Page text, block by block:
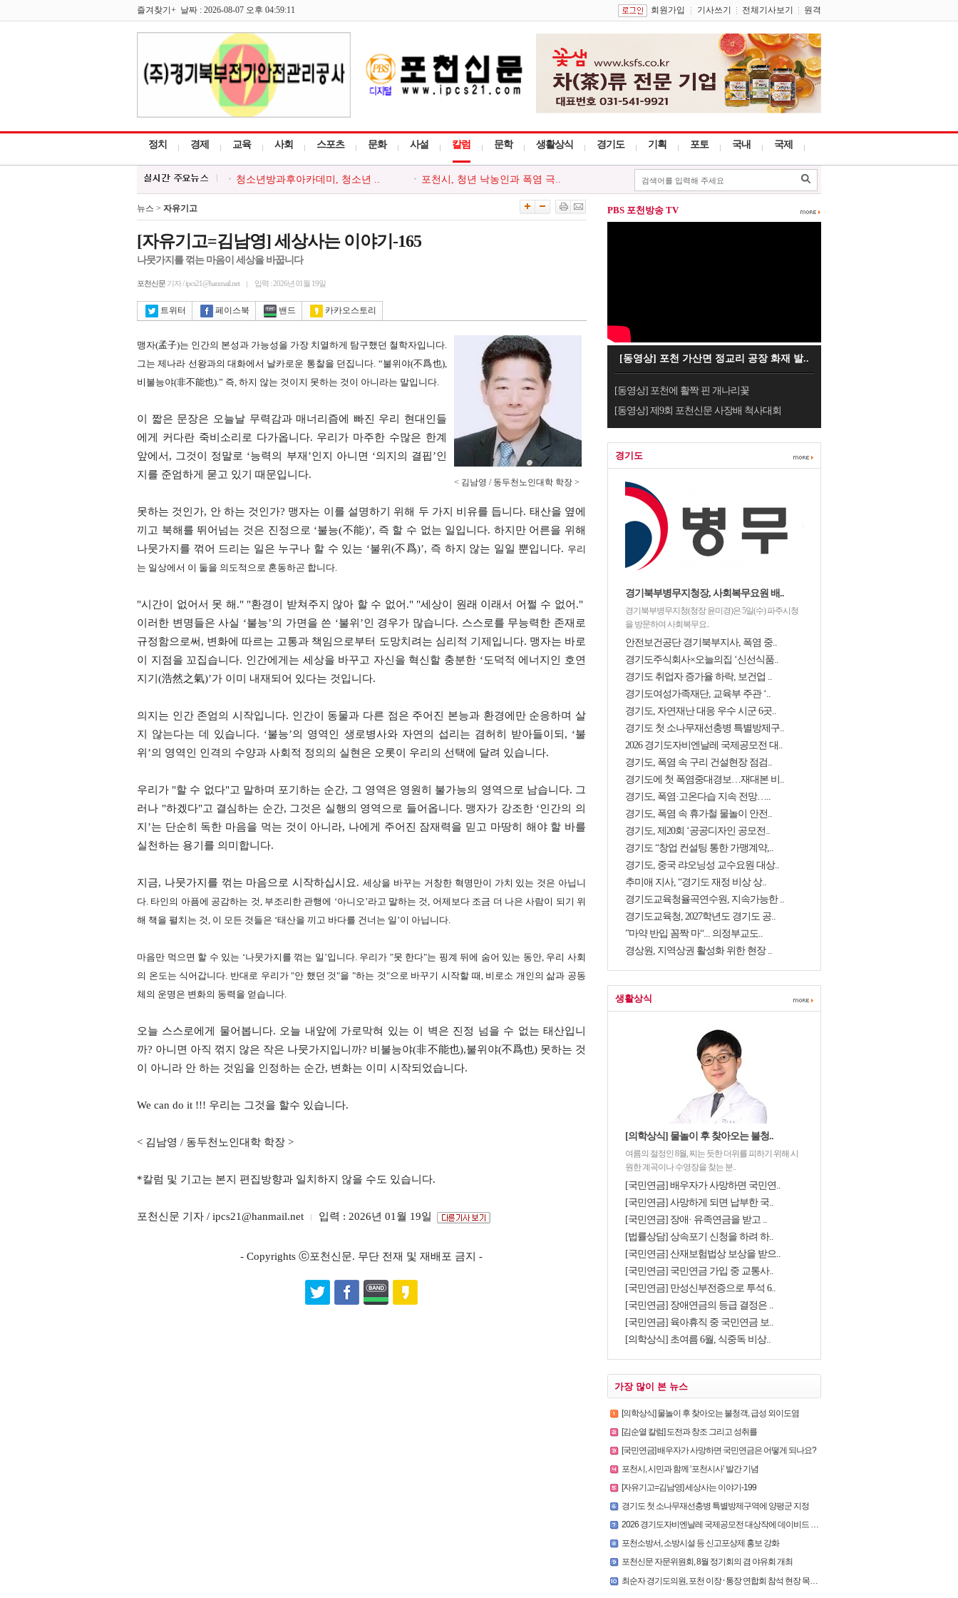
즐겨찾기+ 날짜 : 2026-08-07 오후 04:59:11 회원가입 기사쓰기 전체기사보기 원격
정치 경제 교육 사회 스포츠 문화 사설 칼럼 문학 생활상식 경기도 기획 포토 국내 국제
청소년방과후아카데미, 청소년 ..
포천시, 청년 낙농인과 폭염 극..
한국외식업중앙회 포천시지부, ..
포천동 유관 단체, 지역 주민 위..
포천시종합사회복지관, 지역주민..
포천시, 경기청년 사다리 프로그..
포천시, 세대와 직급 잇는 청렴..
대한적십자 영북봉사회, 포천시 ..
뉴스 > 자유기고
[자유기고=김남영] 세상사는 이야기-165
나뭇가지를 꺾는 마음이 세상을 바꿉니다
포천신문 기자 / ipcs21@hanmail.net 입력 : 2026년 01월 19일
트위터 페이스북 밴드 카카오스토리
< 김남영 / 동두천노인대학 학장 >
​맹자(孟子)는 인간의 본성과 가능성을 가장 치열하게 탐구했던 철학자입니다.
그는 제나라 선왕과의 대화에서 날카로운 통찰을 던집니다. “불위야(不爲也),
비불능야(非不能也).” 즉, 하지 않는 것이지 못하는 것이 아니라는 말입니다.
​이 짧은 문장은 오늘날 무력감과 매너리즘에 빠진 우리 현대인들
에게 커다란 죽비소리로 다가옵니다. 우리가 마주한 수많은 한계
앞에서, 그것이 정말로 ‘능력의 부재’인지 아니면 ‘의지의 결핍’인
지를 준엄하게 묻고 있기 때문입니다.
​못하는 것인가, 안 하는 것인가? ​맹자는 이를 설명하기 위해 두 가지 비유를 듭니다. 태산을 옆에
끼고 북해를 뛰어넘는 것은 진정으로 ‘불능(不能)’, 즉 할 수 없는 일입니다. 하지만 어른을 위해
나뭇가지를 꺾어 드리는 일은 누구나 할 수 있는 ‘불위(不爲)’, 즉 하지 않는 일일 뿐입니다. ​우리
는 일상에서 이 둘을 의도적으로 혼동하곤 합니다.
​"시간이 없어서 못 해." ​"환경이 받쳐주지 않아 할 수 없어." ​"세상이 원래 이래서 어쩔 수 없어." ​
이러한 변명들은 사실 ‘불능’의 가면을 쓴 ‘불위’인 경우가 많습니다. 스스로를 무능력한 존재로
규정함으로써, 변화에 따르는 고통과 책임으로부터 도망치려는 심리적 기제입니다. 맹자는 바로
이 지점을 꼬집습니다. 인간에게는 세상을 바꾸고 자신을 혁신할 충분한 ‘도덕적 에너지인 호연
지기(浩然之氣)’가 이미 내재되어 있다는 것입니다.
​의지는 인간 존엄의 시작입니다. ​인간이 동물과 다른 점은 주어진 본능과 환경에만 순응하며 살
지 않는다는 데 있습니다. ‘불능’의 영역인 생로병사와 자연의 섭리는 겸허히 받아들이되, ‘불
위’의 영역인 인격의 수양과 사회적 정의의 실현은 오롯이 우리의 선택에 달려 있습니다.
​우리가 "할 수 없다"고 말하며 포기하는 순간, 그 영역은 영원히 불가능의 영역으로 남습니다. 그
러나 "하겠다"고 결심하는 순간, 그것은 실행의 영역으로 들어옵니다. 맹자가 강조한 ‘인간의 의
지’는 단순히 독한 마음을 먹는 것이 아니라, 나에게 주어진 잠재력을 믿고 마땅히 해야 할 바를
실천하는 용기를 의미합니다.
​지금, 나뭇가지를 꺾는 마음으로 시작하십시요.​세상을 바꾸는 거창한 혁명만이 가치 있는 것은 아닙니
다. ​타인의 아픔에 공감하는 것, ​부조리한 관행에 ‘아니오’라고 말하는 것​, 어제보다 조금 더 나은 사람이 되기 위
해 책을 펼치는 것, ​이 모든 것들은 ‘태산을 끼고 바다를 건너는 일’이 아닙니다.
마음만 먹으면 할 수 있는 ‘나뭇가지를 꺾는 일’입니다. ​우리가 "못 한다"는 핑계 뒤에 숨어 있는 동안, 우리 사회
의 온도는 식어갑니다. 반대로 우리가 "안 했던 것"을 "하는 것"으로 바꾸기 시작할 때, 비로소 개인의 삶과 공동
체의 운명은 변화의 동력을 얻습니다.
​오늘 스스로에게 물어봅니다. 오늘 내앞에 가로막혀 있는 이 벽은 진정 넘을 수 없는 태산입니
까? 아니면 아직 꺾지 않은 작은 나뭇가지입니까? 비불능야(非不能也),불위야(不爲也) 못하는 것
이 아니라 안 하는 것임을 인정하는 순간, 변화는 이미 시작되었습니다.
We can do it !!! 우리는 그것을 할수 있습니다.
< 김남영 / 동두천노인대학 학장 >
*칼럼 및 기고는 본지 편집방향과 일치하지 않을 수도 있습니다.
포천신문 기자 / ipcs21@hanmail.net 입력 : 2026년 01월 19일
- Copyrights ⓒ포천신문. 무단 전재 및 재배포 금지 -
PBS 포천방송 TV
[동영상] 포천 가산면 정교리 공장 화재 발..
[동영상] 포천에 활짝 핀 개나리꽃
[동영상] 제9회 포천신문 사장배 척사대회
경기도
경기북부병무지청장, 사회복무요원 배..
경기북부병무지청(청장 윤미경)은 5일(수) 파주시청
을 방문하여 사회복무요..
안전보건공단 경기북부지사, 폭염 중..
경기도주식회사×오늘의집 ‘신선식품..
경기도 취업자 증가율 하락, 보건업 ..
경기도여성가족재단, 교육부 주관 ‘..
경기도, 자연재난 대응 우수 시군 6곳..
경기도 첫 소나무재선충병 특별방제구..
2026 경기도자비엔날레 국제공모전 대..
경기도, 폭염 속 구리 건설현장 점검..
경기도에 첫 폭염중대경보…재대본 비..
경기도, 폭염·고온다습 지속 전망…..
경기도, 폭염 속 휴가철 물놀이 안전..
경기도, 제20회 ‘공공디자인 공모전..
경기도 “창업 컨설팅 통한 가맹계약,..
경기도, 중국 랴오닝성 교수요원 대상..
추미애 지사, “경기도 재정 비상 상..
경기도교육청율곡연수원, 지속가능한 ..
경기도교육청, 2027학년도 경기도 공..
”마약 반입 꼼짝 마“... 의정부교도..
경상원, 지역상권 활성화 위한 현장 ..
생활상식
[의학상식] 물놀이 후 찾아오는 불청..
여름의 절정인 8월, 찌는 듯한 더위를 피하기 위해 시
원한 계곡이나 수영장을 찾는 분..
[국민연금] 배우자가 사망하면 국민연..
[국민연금] 사망하게 되면 납부한 국..
[국민연금] 장애· 유족연금을 받고 ..
[법률상담] 상속포기 신청을 하려 하..
[국민연금] 산재보험법상 보상을 받으..
[국민연금] 국민연금 가입 중 교통사..
[국민연금] 만성신부전증으로 투석 6..
[국민연금] 장애연금의 등급 결정은 ..
[국민연금] 육아휴직 중 국민연금 보..
[의학상식] 초여름 6월, 식중독 비상..
가장 많이 본 뉴스
[의학상식] 물놀이 후 찾아오는 불청객, 급성 외이도염
[김순열 칼럼] 도전과 창조 그리고 성취를
[국민연금] 배우자가 사망하면 국민연금은 어떻게 되나요?
포천시, 시민과 함께 ‘포천시사’ 발간 기념
[자유기고=김남영] 세상사는 이야기-199
경기도 첫 소나무재선충병 특별방제구역에 양평군 지정
2026 경기도자비엔날레 국제공모전 대상작에 데이비드 라우어의 ‘펀치카드 하우스’ 선정
포천소방서, 소방시설 등 신고포상제 홍보 강화
포천신문 자문위원회, 8월 정기회의 겸 야유회 개최
최순자 경기도의원, 포천 이장 ⸱ 통장 연합회 참석 현장 목소리 청취